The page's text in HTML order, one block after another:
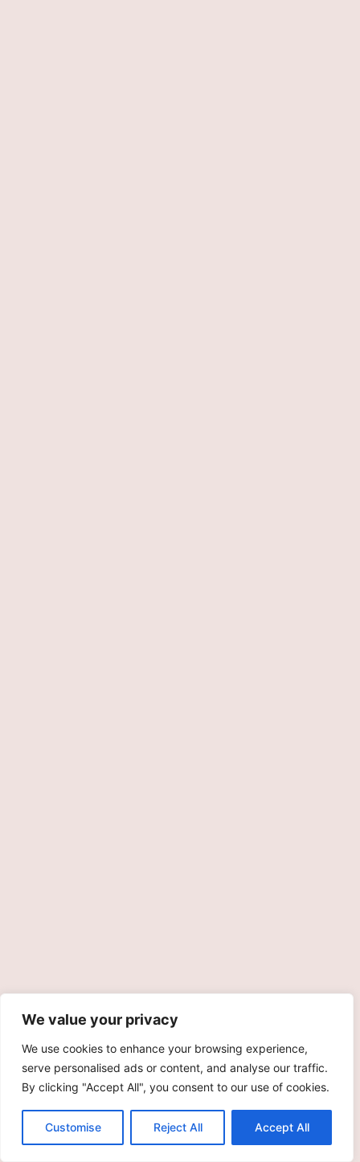
We value your privacy
We use cookies to enhance your browsing experience,
serve personalised ads or content, and analyse our traffic.
By clicking "Accept All", you consent to our use of cookies.
Customise Reject All Accept All